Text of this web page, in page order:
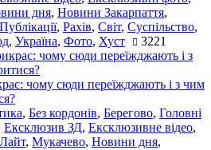
дня, Новини Закарпаття,
Публікації, Рахів, Світ, Суспільство,
, Україна, Фото, Хуст 3221
чому сюди переїжджають і з чим
, Без кордонів, Берегово, Головні
Ексклюзив ЗД, Ексклюзивне відео,
Лайт, Мукачево, Новини дня,